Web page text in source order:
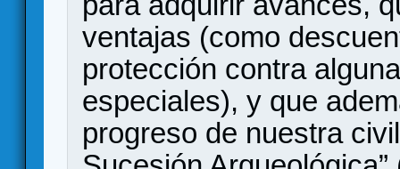
ventajas (como
protección contra
especiales), y que
progreso de nuestra